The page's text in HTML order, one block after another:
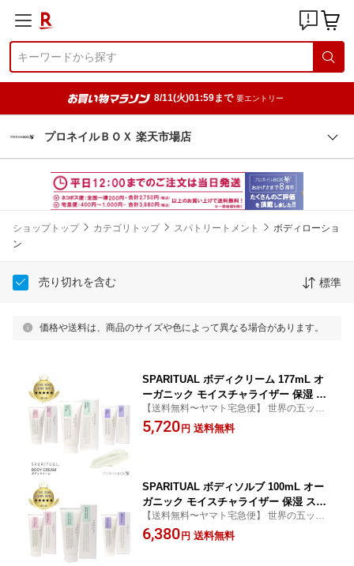
8/11(火)01:59まで 要エントリー
プロネイルＢＯＸ 楽天市場店
ショップトップ カテゴリトップ スパトリートメント
ボディローショ
ン
売り切れを含む 標準
価格や送料は、商品のサイズや色によって異なる場合があります。
SPARITUAL ボディクリーム 177mL オ
ーガニック モイスチャライザー 保湿 ス
パリチュアル 日本総代理店 直営店
【送料無料〜ヤマト宅急便】 世界の五ッ星
ホテル導入 アメリカ農務省(USDA)認証オ
ーガニック ヴィーガン 天然アロマ セレブ
5,720円 送料無料
SPARITUAL ボディソルブ 100mL オー
ガニック モイスチャライザー 保湿 スパ
リチュアル 日本総代理店 直営店
【送料無料〜ヤマト宅急便】 世界の五ッ星
ホテル導入 アメリカ農務省(USDA)認証オ
ーガニック ヴィーガン 天然アロマ セレブ
6,380円 送料無料